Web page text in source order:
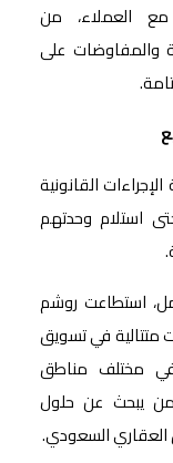
العملاء، من
والمفاوضات على
القانونية
استلام وحدتهم
استطاعت روشم
متتالية في تسويق
في مختلف مناطق
من يبحث عن حلول
السعودي.